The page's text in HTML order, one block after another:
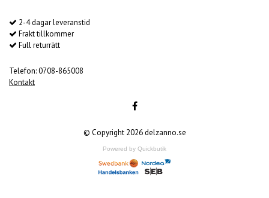
2-4 dagar leveranstid
Frakt tillkommer
Full returrätt
Telefon: 0708-865008
Kontakt
© Copyright 2026 delzanno.se
Powered by Quickbutik